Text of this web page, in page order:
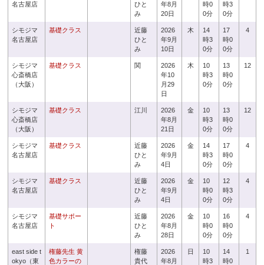
名古屋店
ひと
み
年8月
20日
時0
0分
時3
0分
シモジマ
名古屋店
基礎クラス
近藤
ひと
み
2026
年9月
10日
木
14
時3
0分
17
時0
0分
4
シモジマ
心斎橋店
（大阪）
基礎クラス 関
2026
年10
月29
日
木
10
時3
0分
13
時0
0分
12
シモジマ
心斎橋店
（大阪）
基礎クラス 江川
2026
年8月
21日
金
10
時3
0分
13
時0
0分
12
シモジマ
名古屋店
基礎クラス
近藤
ひと
み
2026
年9月
4日
金
14
時3
0分
17
時0
0分
4
シモジマ
名古屋店
基礎クラス
近藤
ひと
み
2026
年9月
4日
金
10
時0
0分
12
時3
0分
4
シモジマ
名古屋店
基礎サポー
ト
近藤
ひと
み
2026
年8月
28日
金
10
時0
0分
16
時0
0分
4
east side t
okyo（東
権藤先生 黄
色カラーの
権藤
貴代
2026
年8月
日
10
時3
14
時0
1